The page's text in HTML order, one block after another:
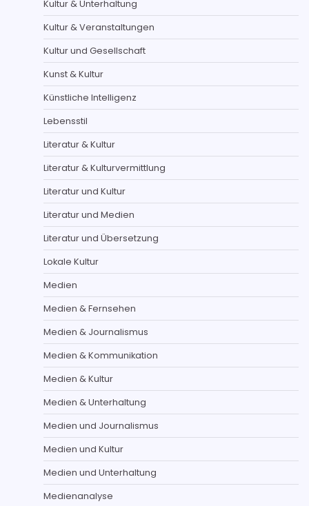
Kultur & Unterhaltung
Kultur & Veranstaltungen
Kultur und Gesellschaft
Kunst & Kultur
Künstliche Intelligenz
Lebensstil
Literatur & Kultur
Literatur & Kulturvermittlung
Literatur und Kultur
Literatur und Medien
Literatur und Übersetzung
Lokale Kultur
Medien
Medien & Fernsehen
Medien & Journalismus
Medien & Kommunikation
Medien & Kultur
Medien & Unterhaltung
Medien und Journalismus
Medien und Kultur
Medien und Unterhaltung
Medienanalyse